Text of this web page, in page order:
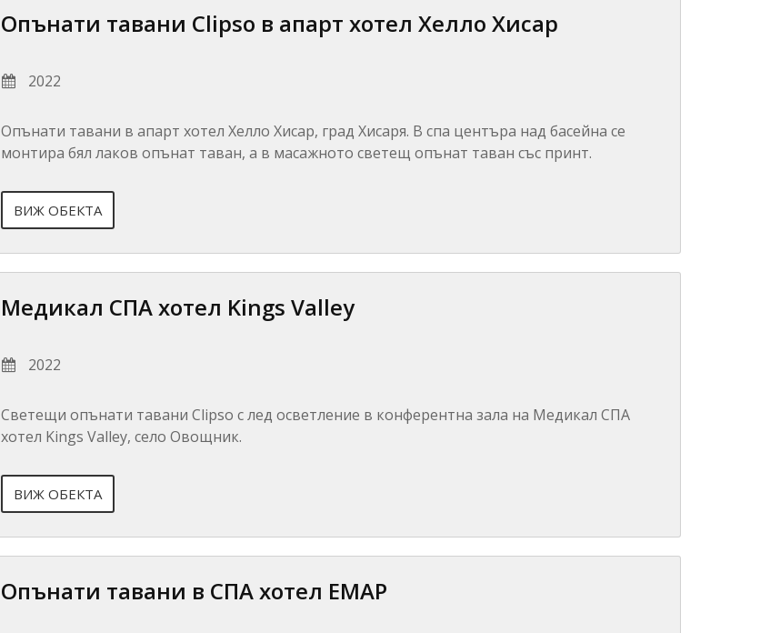
Опънати тавани Clipso в апарт хотел Хелло Хисар
2022
Опънати тавани в апарт хотел Хелло Хисар, град Хисаря. В спа центъра над басейна се
монтира бял лаков опънат таван, а в масажното светещ опънат таван със принт.
ВИЖ ОБЕКТА
Медикал СПА хотел Kings Valley
2022
Светещи опънати тавани Clipso с лед осветление в конферентна зала на Медикал СПА
хотел Kings Valley, село Овощник.
ВИЖ ОБЕКТА
Опънати тавани в СПА хотел ЕМАР